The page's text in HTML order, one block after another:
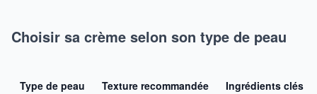
Choisir sa crème selon son type de peau
Type de peau Texture recommandée Ingrédients clés